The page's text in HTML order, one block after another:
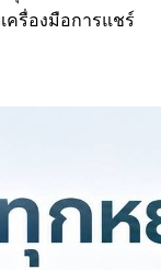
ครื่องมือการแชร์